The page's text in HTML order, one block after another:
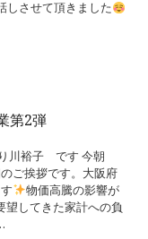
しさせて頂きました
第2弾
川裕子 です 今朝
ご挨拶です。大阪府
物価高騰の影響が
望してきた家計への負